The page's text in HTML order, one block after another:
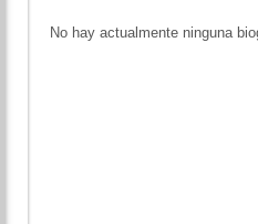
No hay actualmente ninguna